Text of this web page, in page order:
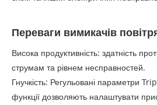
Переваги вимикачів
Висока продуктивність: здатність
струмам та рівнем несправностей.
Гнучкість: Регульовані параметри
функції дозволяють налаштувати